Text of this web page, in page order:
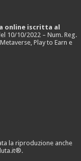
online iscritta al
10/10/2022 – Num. Reg.
Play to Earn e
la riproduzione anche